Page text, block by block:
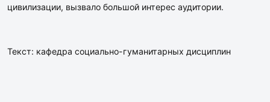
цивилизации, вызвало большой интерес аудитории.
Текст: кафедра социально-гуманитарных дисциплин